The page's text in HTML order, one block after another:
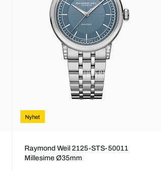
Nyhet
Raymond Weil 2125-STS-50011
Millesime Ø35mm